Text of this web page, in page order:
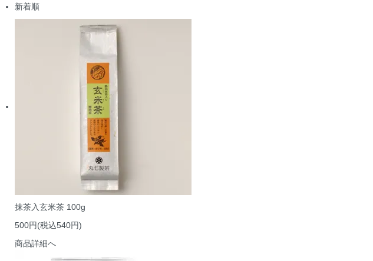
新着順
抹茶入玄米茶 100g
500円(税込540円)
商品詳細へ